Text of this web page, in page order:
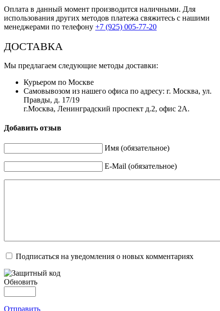
Оплата в данный момент производится наличными. Для
использования других методов платежа свяжитесь с нашими
менеджерами по телефону +7 (925) 005-77-20
ДОСТАВКА
Мы предлагаем следующие методы доставки:
Курьером по Москве
Самовывозом из нашего офиса по адресу: г. Москва, ул.
Правды, д. 17/19
г.Москва, Ленинградский проспект д.2, офис 2А.
Добавить отзыв
Имя (обязательное)
E-Mail (обязательное)
Подписаться на уведомления о новых комментариях
Обновить
Отправить